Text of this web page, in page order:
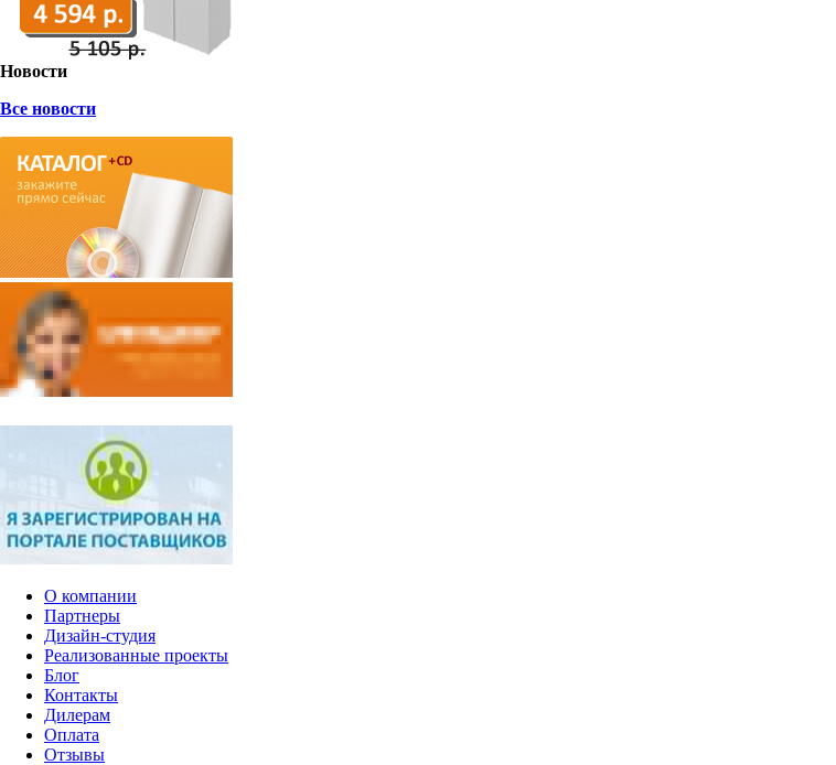
Новости
Все новости
О компании
Партнеры
Дизайн-студия
Реализованные проекты
Блог
Контакты
Дилерам
Оплата
Отзывы